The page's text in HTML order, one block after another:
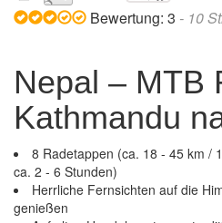
Bewertung: 3 - 10
Nepal – MTB
Kathmandu
8 Radetappen (ca. 18 - 45 km /
ca. 2 - 6 Stunden)
Herrliche Fernsichten auf die
genießen